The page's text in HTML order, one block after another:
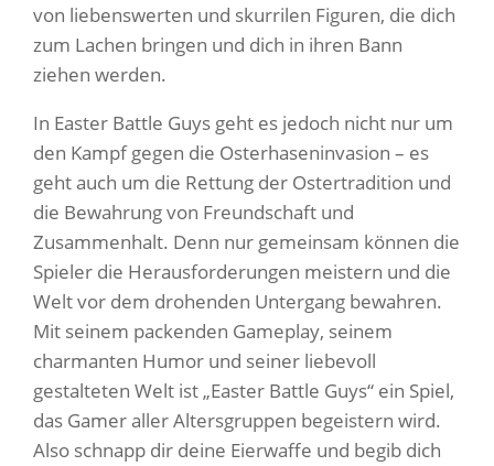
von liebenswerten und skurrilen Figuren, die dich
zum Lachen bringen und dich in ihren Bann
ziehen werden.
In Easter Battle Guys geht es jedoch nicht nur um
den Kampf gegen die Osterhaseninvasion – es
geht auch um die Rettung der Ostertradition und
die Bewahrung von Freundschaft und
Zusammenhalt. Denn nur gemeinsam können die
Spieler die Herausforderungen meistern und die
Welt vor dem drohenden Untergang bewahren.
Mit seinem packenden Gameplay, seinem
charmanten Humor und seiner liebevoll
gestalteten Welt ist „Easter Battle Guys“ ein Spiel,
das Gamer aller Altersgruppen begeistern wird.
Also schnapp dir deine Eierwaffe und begib dich